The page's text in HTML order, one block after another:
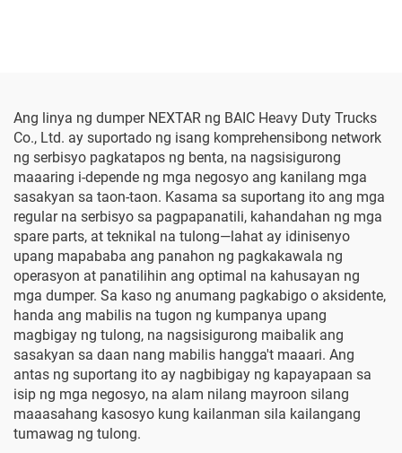
Ang linya ng dumper NEXTAR ng BAIC Heavy Duty Trucks
Co., Ltd. ay suportado ng isang komprehensibong network
ng serbisyo pagkatapos ng benta, na nagsisigurong
maaaring i-depende ng mga negosyo ang kanilang mga
sasakyan sa taon-taon. Kasama sa suportang ito ang mga
regular na serbisyo sa pagpapanatili, kahandahan ng mga
spare parts, at teknikal na tulong—lahat ay idinisenyo
upang mapababa ang panahon ng pagkakawala ng
operasyon at panatilihin ang optimal na kahusayan ng
mga dumper. Sa kaso ng anumang pagkabigo o aksidente,
handa ang mabilis na tugon ng kumpanya upang
magbigay ng tulong, na nagsisigurong maibalik ang
sasakyan sa daan nang mabilis hangga't maaari. Ang
antas ng suportang ito ay nagbibigay ng kapayapaan sa
isip ng mga negosyo, na alam nilang mayroon silang
maaasahang kasosyo kung kailanman sila kailangang
tumawag ng tulong.